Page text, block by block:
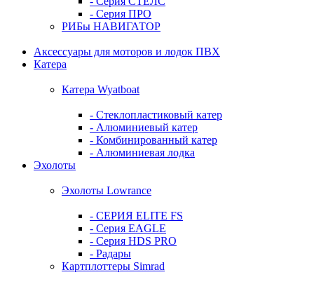
- Серия ПРО
РИБы НАВИГАТОР
Аксессуары для моторов и лодок ПВХ
Катера
Катера Wyatboat
- Cтеклопластиковый катер
- Алюминиевый катер
- Комбинированный катер
- Алюминиевая лодка
Эхолоты
Эхолоты Lowrance
- СЕРИЯ ELITE FS
- Серия EAGLE
- Серия HDS PRO
- Радары
Картплоттеры Simrad